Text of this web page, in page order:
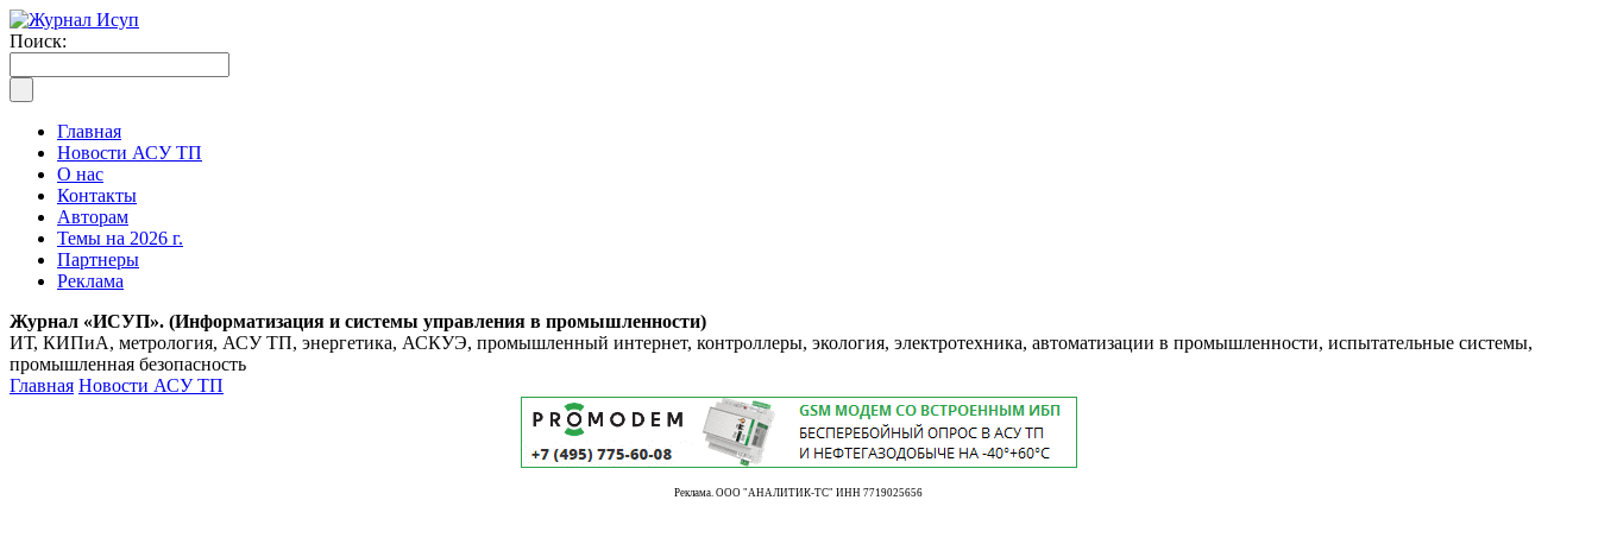
Поиск:
Главная
Новости АСУ ТП
О нас
Контакты
Авторам
Темы на 2026 г.
Партнеры
Реклама
Журнал «ИСУП». (Информатизация и системы управления в промышленности)
ИТ, КИПиА, метрология, АСУ ТП, энергетика, АСКУЭ, промышленный интернет, контроллеры, экология, электротехника, автоматизации в промышленности, испытательные системы,
промышленная безопасность
Главная Новости АСУ ТП
Реклама. ООО "АНАЛИТИК-ТС" ИНН 7719025656